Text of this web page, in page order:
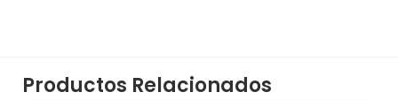
Productos Relacionados